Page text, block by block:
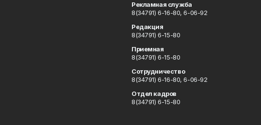
Рекламная служба
8(34791) 6-16-80, 6-06-92
Редакция
8(34791) 6-15-80
Приемная
8(34791) 6-15-80
Сотрудничество
8(34791) 6-16-80, 6-06-92
Отдел кадров
8(34791) 6-15-80